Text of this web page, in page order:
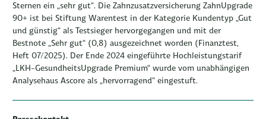
Sternen ein „sehr gut“. Die Zahnzusatzversicherung ZahnUpgrade
90+ ist bei Stiftung Warentest in der Kategorie Kundentyp „Gut
und günstig“ als Testsieger hervorgegangen und mit der
Bestnote „Sehr gut“ (0,8) ausgezeichnet worden (Finanztest,
Heft 07/2025). Der Ende 2024 eingeführte Hochleistungstarif
„LKH-GesundheitsUpgrade Premium“ wurde vom unabhängigen
Analysehaus Ascore als „hervorragend“ eingestuft.